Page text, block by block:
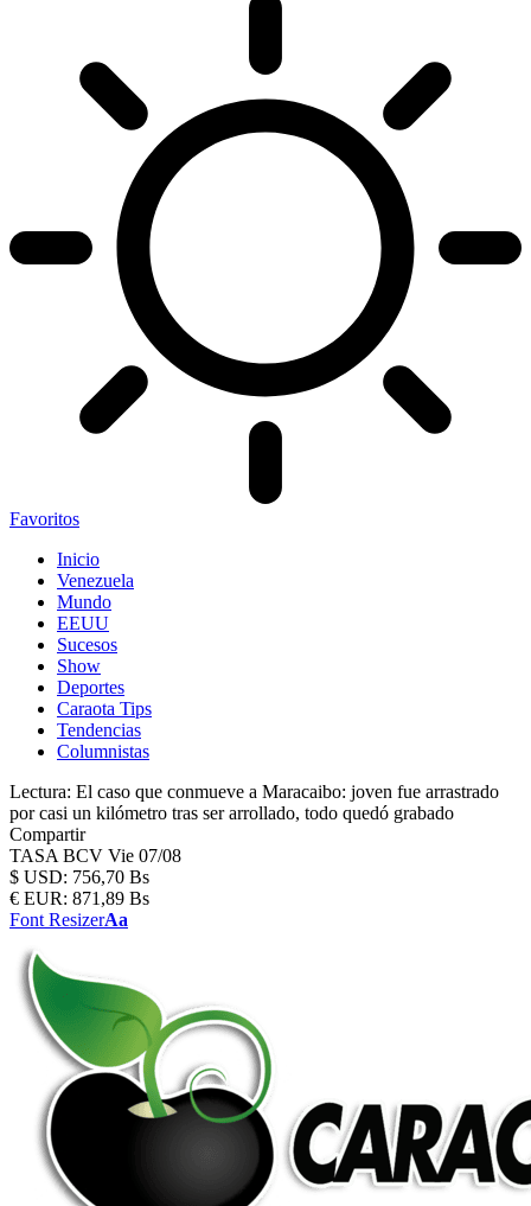
Favoritos
Inicio
Venezuela
Mundo
EEUU
Sucesos
Show
Deportes
Caraota Tips
Tendencias
Columnistas
Lectura: El caso que conmueve a Maracaibo: joven fue arrastrado
por casi un kilómetro tras ser arrollado, todo quedó grabado
Compartir
TASA BCV Vie 07/08
$ USD: 756,70 Bs
€ EUR: 871,89 Bs
Font ResizerAa